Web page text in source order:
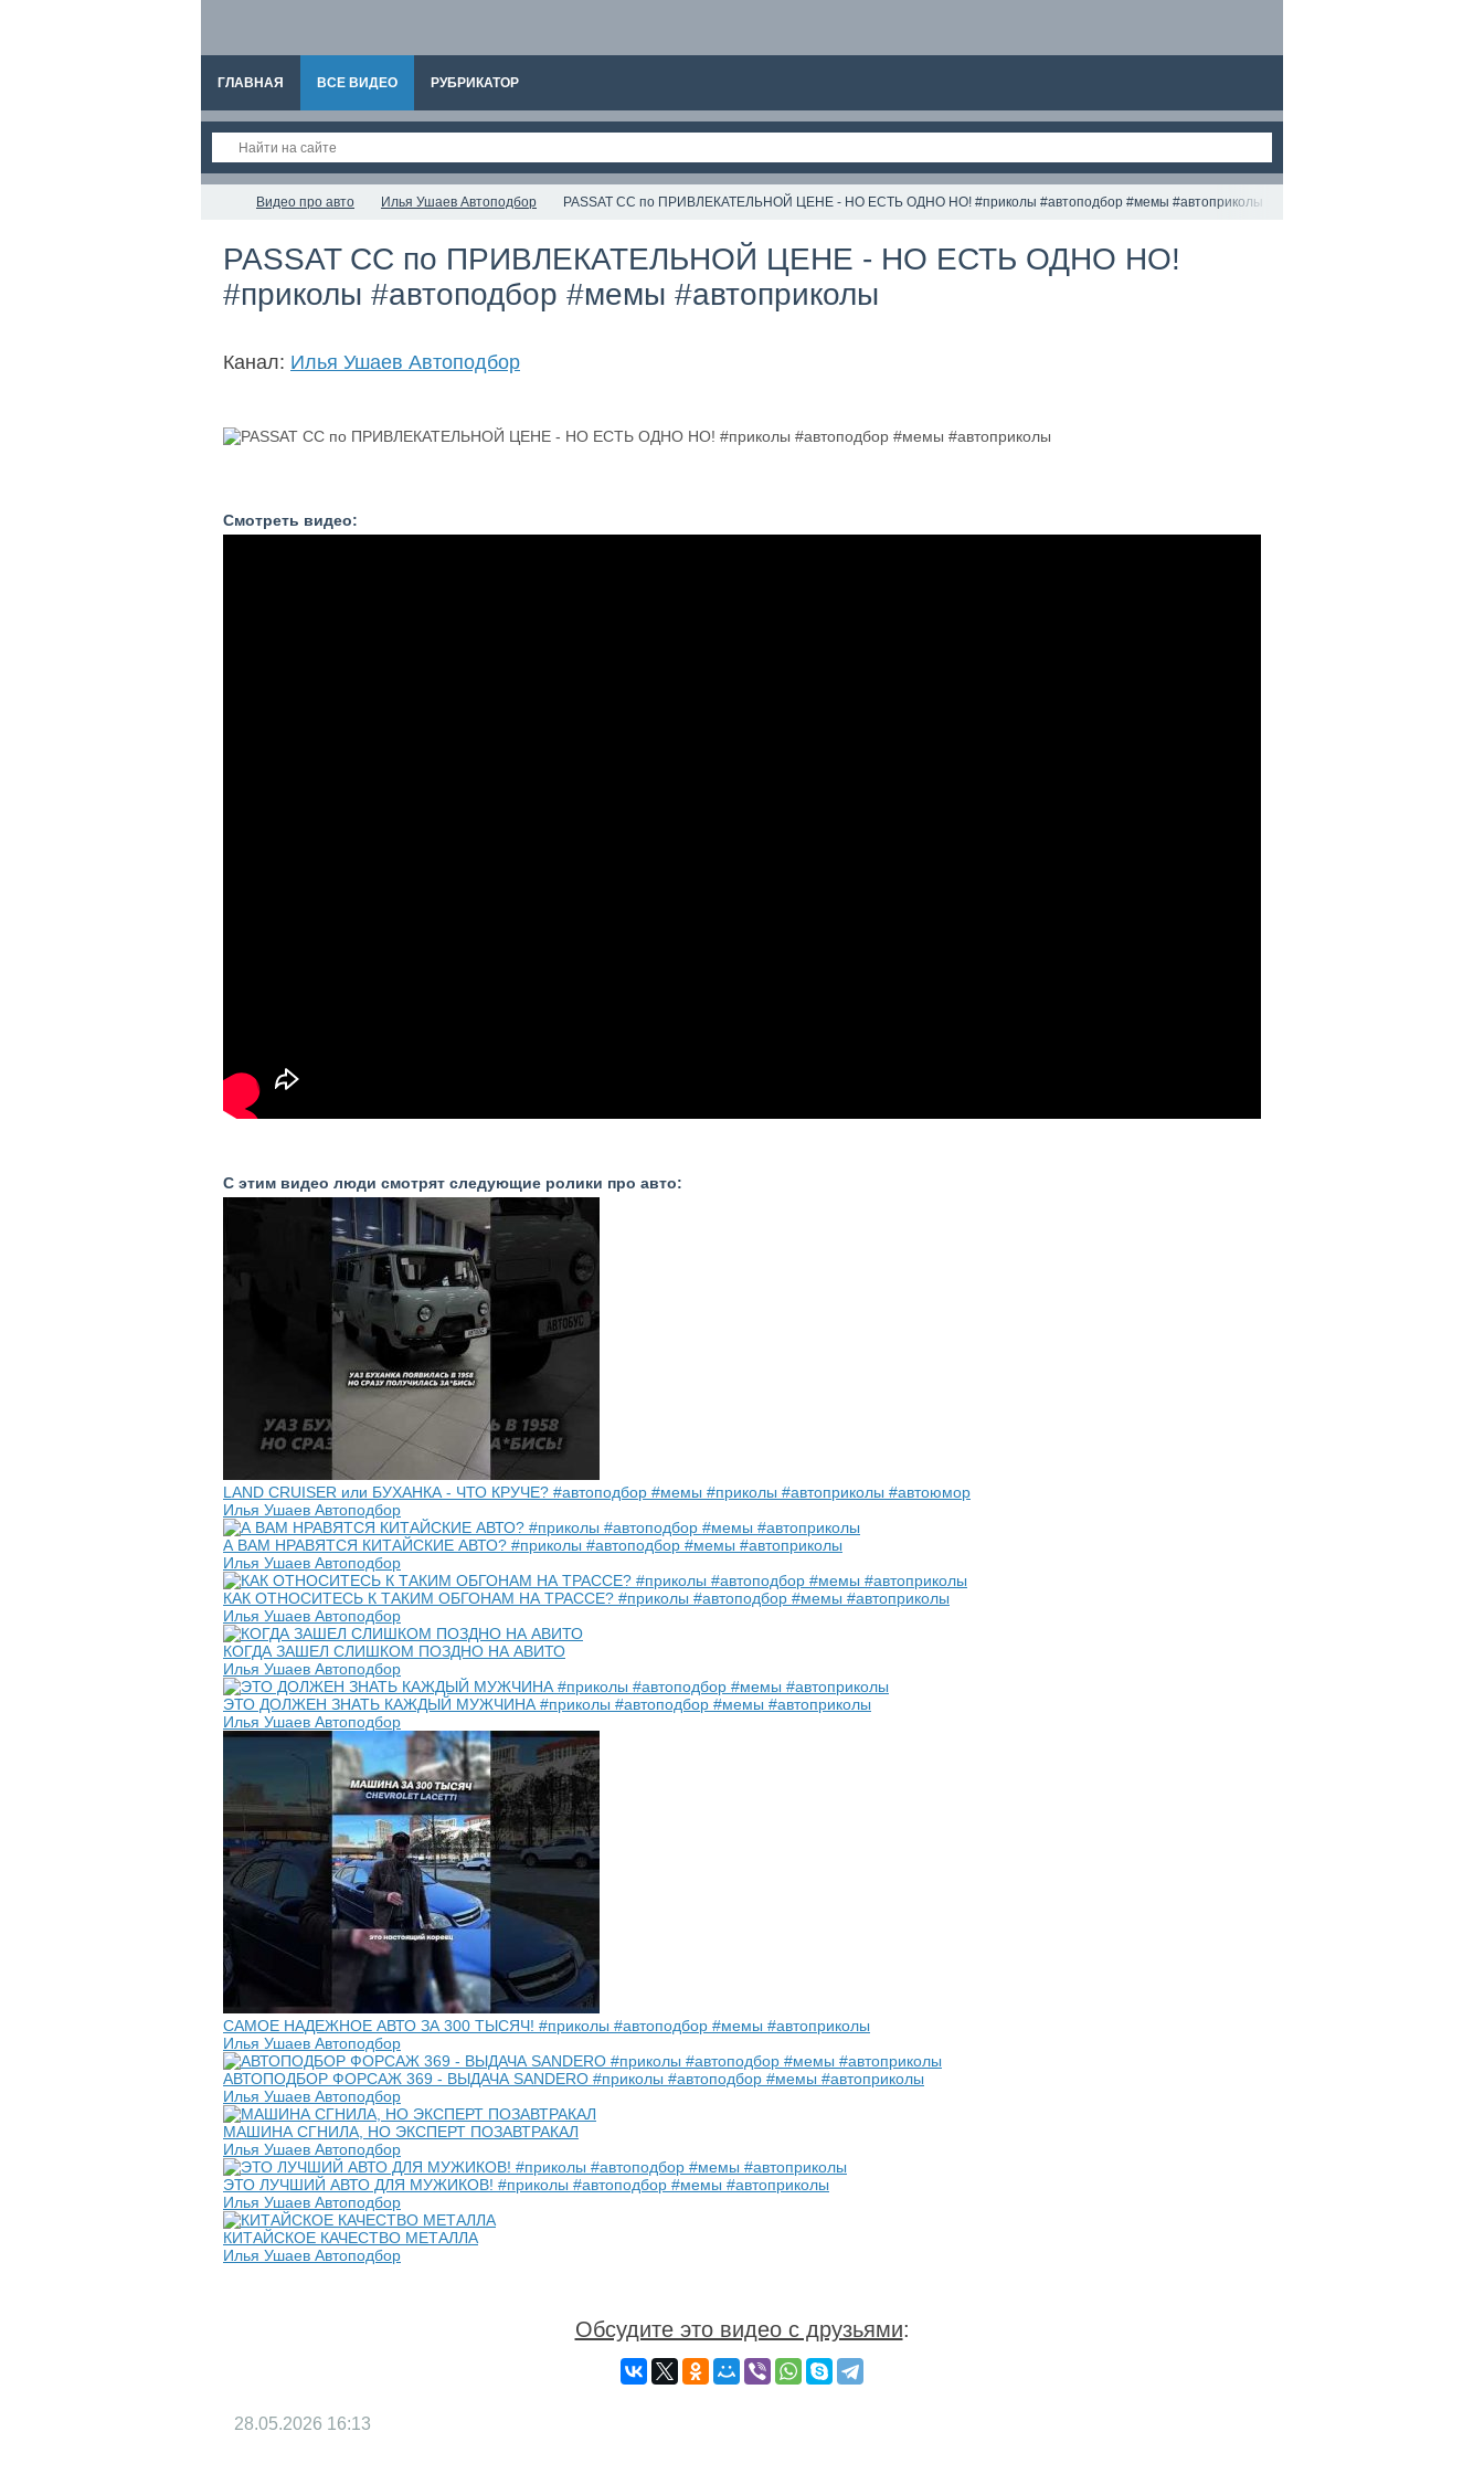
ГЛАВНАЯ ВСЕ ВИДЕО РУБРИКАТОР
Видео про авто Илья Ушаев Автоподбор PASSAT CC по ПРИВЛЕКАТЕЛЬНОЙ ЦЕНЕ - НО ЕСТЬ ОДНО НО! #приколы #автоподбор #мемы #автоприколы
PASSAT CC по ПРИВЛЕКАТЕЛЬНОЙ ЦЕНЕ - НО ЕСТЬ ОДНО НО!
#приколы #автоподбор #мемы #автоприколы
Канал: Илья Ушаев Автоподбор
Смотреть видео:
С этим видео люди смотрят следующие ролики про авто:
LAND CRUISER или БУХАНКА - ЧТО КРУЧЕ? #автоподбор #мемы #приколы #автоприколы #автоюмор
Илья Ушаев Автоподбор
А ВАМ НРАВЯТСЯ КИТАЙСКИЕ АВТО? #приколы #автоподбор #мемы #автоприколы
Илья Ушаев Автоподбор
КАК ОТНОСИТЕСЬ К ТАКИМ ОБГОНАМ НА ТРАССЕ? #приколы #автоподбор #мемы #автоприколы
Илья Ушаев Автоподбор
КОГДА ЗАШЕЛ СЛИШКОМ ПОЗДНО НА АВИТО
Илья Ушаев Автоподбор
ЭТО ДОЛЖЕН ЗНАТЬ КАЖДЫЙ МУЖЧИНА #приколы #автоподбор #мемы #автоприколы
Илья Ушаев Автоподбор
САМОЕ НАДЕЖНОЕ АВТО ЗА 300 ТЫСЯЧ! #приколы #автоподбор #мемы #автоприколы
Илья Ушаев Автоподбор
АВТОПОДБОР ФОРСАЖ 369 - ВЫДАЧА SANDERO #приколы #автоподбор #мемы #автоприколы
Илья Ушаев Автоподбор
МАШИНА СГНИЛА, НО ЭКСПЕРТ ПОЗАВТРАКАЛ
Илья Ушаев Автоподбор
ЭТО ЛУЧШИЙ АВТО ДЛЯ МУЖИКОВ! #приколы #автоподбор #мемы #автоприколы
Илья Ушаев Автоподбор
КИТАЙСКОЕ КАЧЕСТВО МЕТАЛЛА
Илья Ушаев Автоподбор
Обсудите это видео с друзьями:
28.05.2026 16:13